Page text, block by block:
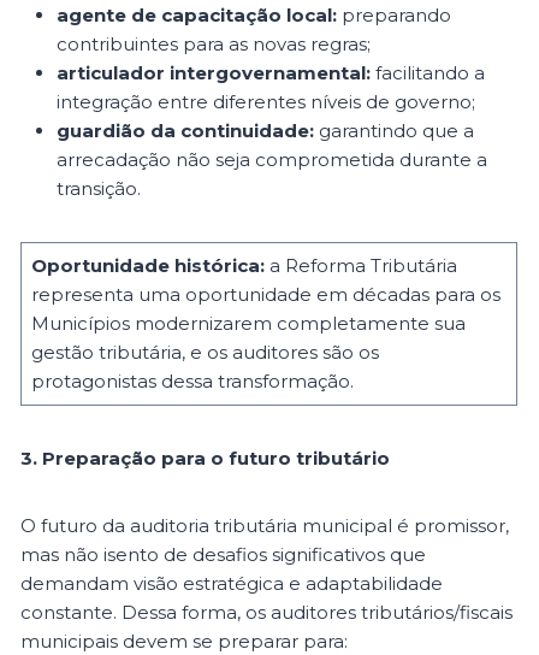
agente de capacitação local: preparando
contribuintes para as novas regras;
articulador intergovernamental:facilitando a
integração entre diferentes níveis de governo;
guardião da continuidade: garantindo que a
arrecadação não seja comprometida durante a
transição.
Oportunidade histórica:a Reforma Tributária
representa uma oportunidade em décadas para os
Municípios modernizarem completamente sua
gestão tributária, e os auditores são os
protagonistas dessa transformação.
3. Preparação para o futuro tributário
O futuro da auditoria tributária municipal é promissor,
mas não isento de desafios significativos que
demandam visão estratégica e adaptabilidade
constante. Dessa forma, os auditores tributários/fiscais
municipais devem se preparar para: